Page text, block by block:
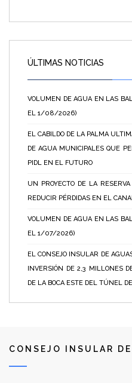
ÚLTIMAS NOTICIAS
VOLUMEN DE AGUA EN LAS
EL 1/08/2026)
EL CABILDO DE LA PALMA
DE AGUA MUNICIPALES QUE
PIDL EN EL FUTURO
UN PROYECTO DE LA
REDUCIR PÉRDIDAS EN EL
VOLUMEN DE AGUA EN LAS
EL 1/07/2026)
EL CONSEJO INSULAR DE
INVERSIÓN DE 2,3 MILLONES
DE LA BOCA ESTE DEL TÚNEL
CONSEJO INSULAR